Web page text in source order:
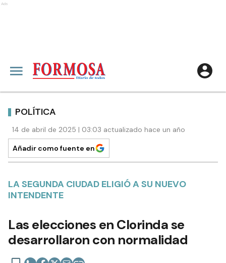
Ads
POLÍTICA
14 de abril de 2025 | 03:03 actualizado hace un año
Añadir como fuente en
LA SEGUNDA CIUDAD ELIGIÓ A SU NUEVO
INTENDENTE
Las elecciones en Clorinda se
desarrollaron con normalidad